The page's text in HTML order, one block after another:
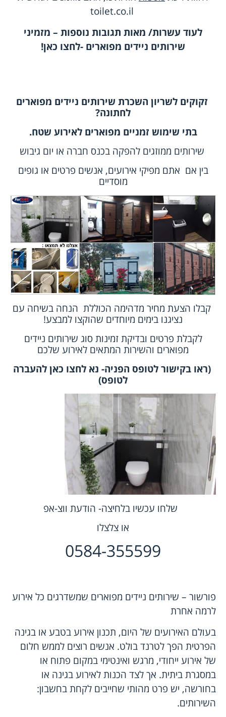
toilet.co.il
לעוד עשרות/ מאות תגובות נוספות – מזמיני
שירותים ניידים מפוארים -לחצו כאן!
זקוקים לשריון השכרת שירותים ניידים מפוארים
לחתונה?
בתי שימוש זמניים מפוארים לאירוע שטח.
שירותים ממוזגים להפקה בכנס חברה או יום גיבוש
בין אם אתם מפיקי אירועים, אנשים פרטים או גופים
מוסדיים
קבלו הצעת מחיר מדהימה הכוללת הנחה בשיחה עם
נציגנו בימים מיוחדים שהוקצו למבצע!
לקבלת פרטים ובדיקת זמינות סוג שירותים ניידים
מפוארים והשירות המתאים לאירוע שלכם
(ראו בקישור לטופס הפניה- נא לחצו כאן להעברה
לטופס)
שלחו עכשיו בלחיצה- הודעת ווצ-אפ
או צלצלו
0584-355599
פורשור – שירותים ניידים מפוארים שמשדרגים כל אירוע
לרמה אחרת
בעולם האירועים של היום, תכנון אירוע בטבע או בגינה
הפרטית הפך לטרנד בולט. אנשים רוצים לממש חלום
של אירוע ייחודי, מרגש ואינטימי במקום פתוח או
במסגרת ביתית. אך לצד הכנות לאירוע בגינה או
בחורשה, יש פרט מהותי שחייבים לקחת בחשבון:
השירותים.